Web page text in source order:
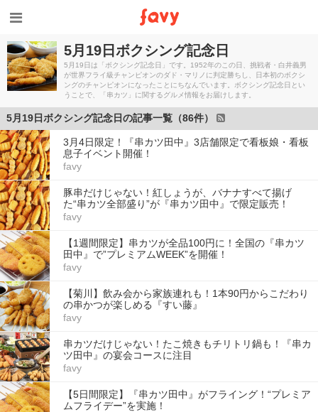
5月19日ボクシング記念日
5月19日は「ボクシング記念日」です。1952年のこの日、挑戦者・白井義男
が世界フライ級チャンピオンのダド・マリノに判定勝ちし、日本初のボクシ
ングのチャンピオンになったことにちなんでいます。ボクシング記念日とい
うことで、「串カツ」に関するグルメ情報をお届けします。
5月19日ボクシング記念日の記事一覧（86件）
3月4日限定！『串カツ田中』3店舗限定で看板娘・看板
息子イベント開催！
favy
豚串だけじゃない！紅しょうが、バナナすべて揚げ
た“串カツ全部盛り”が『串カツ田中』で限定販売！
favy
【1週間限定】串カツが全品100円に！全国の『串カツ
田中』で”プレミアムWEEK”を開催！
favy
【菊川】飲み会から家族連れも！1本90円からこだわり
の串かつが楽しめる『すい藤』
favy
串カツだけじゃない！たこ焼きもチリトリ鍋も！『串カ
ツ田中』の宴会コースに注目
favy
【5日間限定】『串カツ田中』がフライング！“プレミア
ムフライデー”を実施！